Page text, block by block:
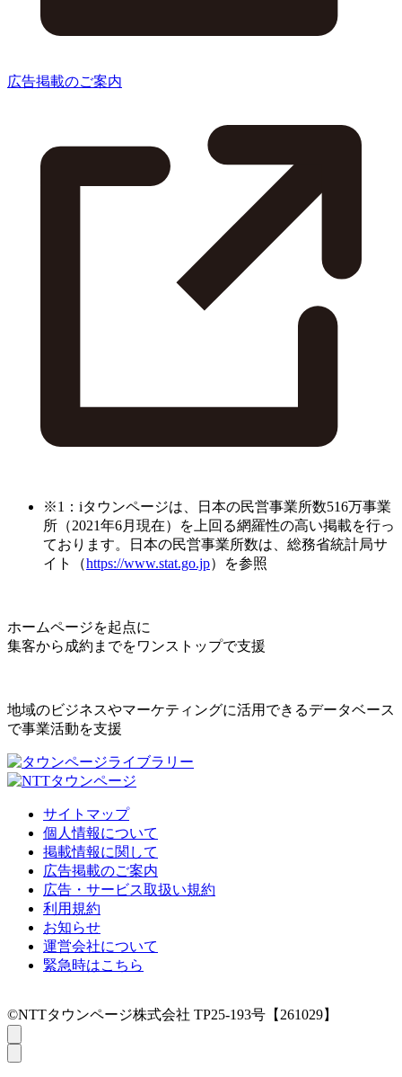
広告掲載のご案内
※1：iタウンページは、日本の民営事業所数516万事業
所（2021年6月現在）を上回る網羅性の高い掲載を行っ
ております。日本の民営事業所数は、総務省統計局サ
イト（https://www.stat.go.jp）を参照
ホームページを起点に
集客から成約までをワンストップで支援
地域のビジネスやマーケティングに活用できるデータベース
で事業活動を支援
サイトマップ
個人情報について
掲載情報に関して
広告掲載のご案内
広告・サービス取扱い規約
利用規約
お知らせ
運営会社について
緊急時はこちら
©NTTタウンページ株式会社 TP25-193号【261029】